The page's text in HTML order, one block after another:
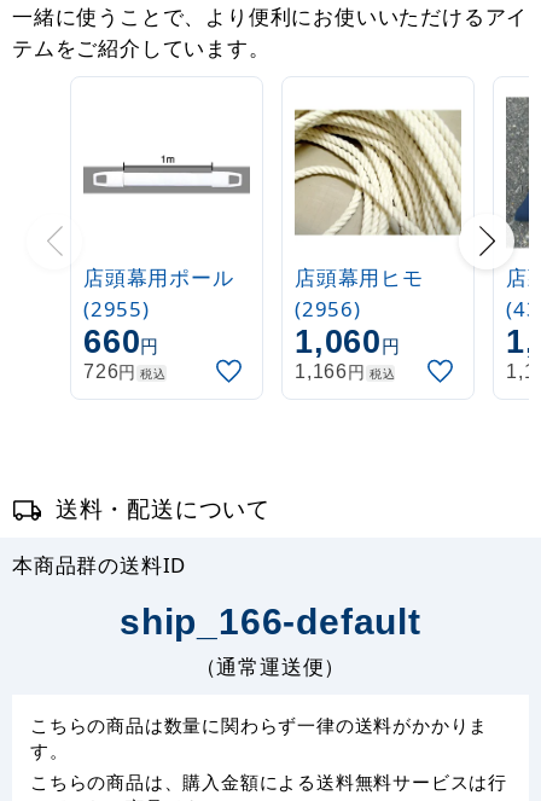
一緒に使うことで、より便利にお使いいただけるアイ
テムをご紹介しています。
店頭幕用ポール
(2955)
660円
726円 税込
店頭幕用ヒモ
(2956)
1,060円
1,166円 税込
店
送料・配送について
本商品群の送料ID
ship_166-default
（通常運送便）
こちらの商品は数量に関わらず一律の送料がかかりま
す。
こちらの商品は、購入金額による送料無料サービスは行